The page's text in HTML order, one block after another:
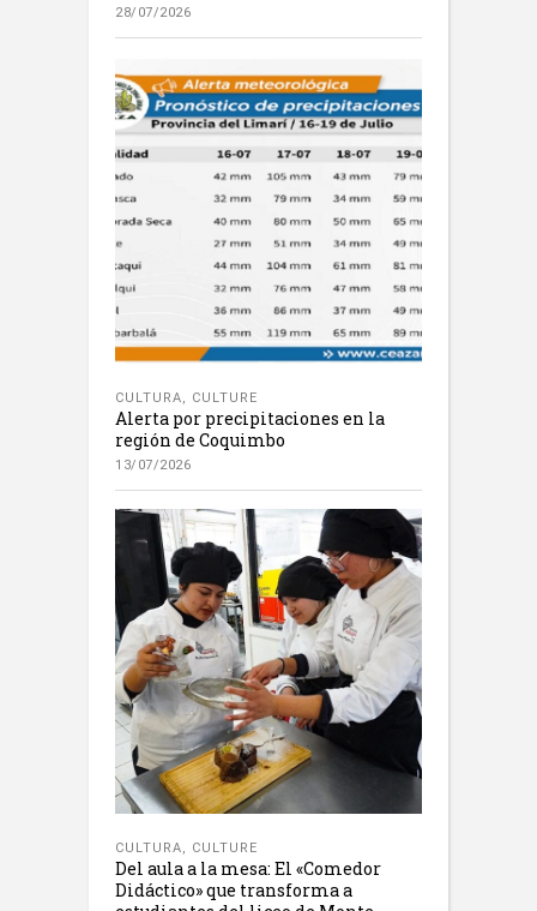
28/07/2026
CULTURA, CULTURE
Alerta por precipitaciones en la
región de Coquimbo
13/07/2026
CULTURA, CULTURE
Del aula a la mesa: El «Comedor
Didáctico» que transforma a